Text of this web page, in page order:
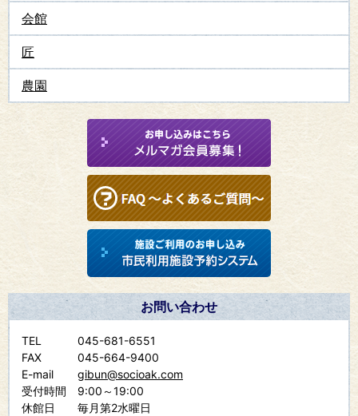
会館
匠
農園
お問い合わせ
TEL
045-681-6551
FAX
045-664-9400
E-mail
gibun@socioak.com
受付時間
9:00～19:00
休館日
毎月第2水曜日